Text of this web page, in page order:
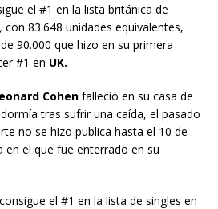
el #1 en la lista británica de
con 83.648 unidades equivalentes,
90.000 que hizo en su primera
#1 en UK.
Cohen falleció en su casa de
tras sufrir una caída, el pasado
no se hizo publica hasta el 10 de
el que fue enterrado en su
consigue el #1 en la lista de singles en